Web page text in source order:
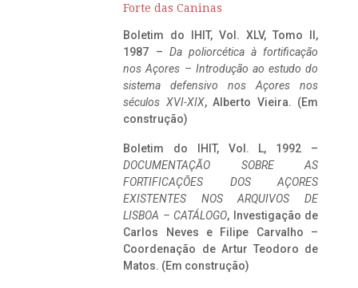
Forte das Caninas
Boletim do IHIT, Vol. XLV, Tomo II,
1987 – Da poliorcética à fortificação
nos Açores – Introdução ao estudo do
sistema defensivo nos Açores nos
séculos XVI-XIX, Alberto Vieira. (Em
construção)
Boletim do IHIT, Vol. L, 1992 –
DOCUMENTAÇÃO SOBRE AS
FORTIFICAÇÕES DOS AÇORES
EXISTENTES NOS ARQUIVOS DE
LISBOA – CATÁLOGO, Investigação de
Carlos Neves e Filipe Carvalho –
Coordenação de Artur Teodoro de
Matos. (Em construção)